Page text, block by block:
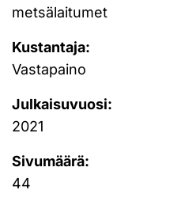
metsälaitumet
Kustantaja:
Vastapaino
Julkaisuvuosi:
2021
Sivumäärä:
44